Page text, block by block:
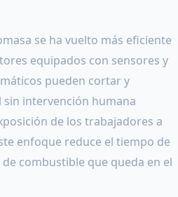
se ha vuelto más eficiente
equipados con sensores y
pueden cortar y
intervención humana
de los trabajadores a
enfoque reduce el tiempo de
combustible que queda en el